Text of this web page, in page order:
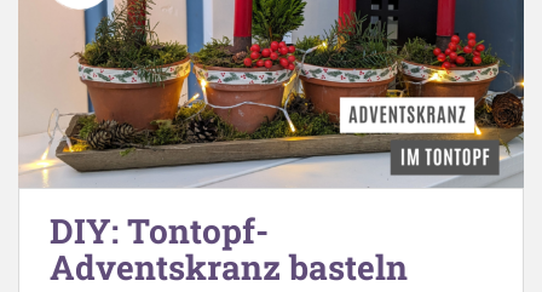
DIY: Tontopf-
Adventskranz basteln